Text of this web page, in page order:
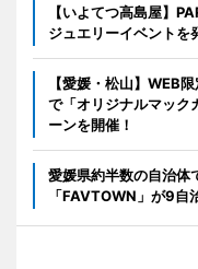
【いよてつ高島屋】
ジュエリーイベントを
【愛媛・松山】WEB
で「オリジナルマッ
ーンを開催！
愛媛県約半数の自治体
「FAVTOWN」が9自